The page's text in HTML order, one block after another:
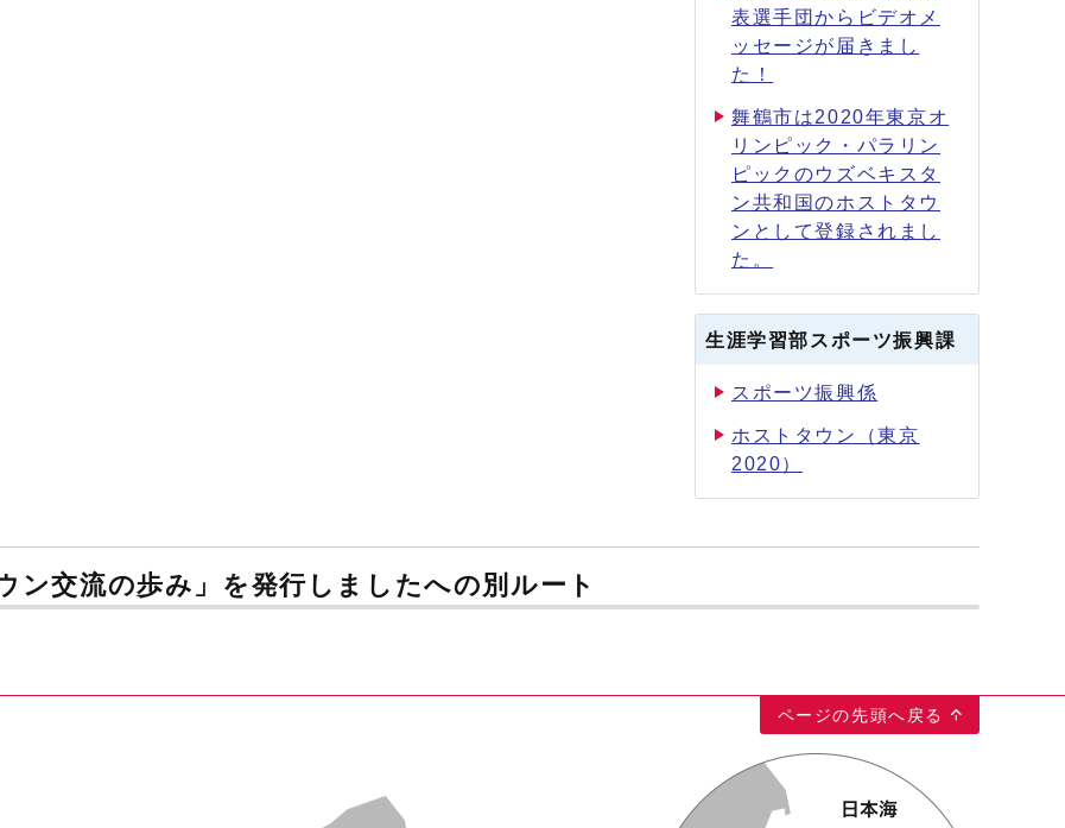
表選手団からビデオメ
ッセージが届きまし
た！
舞鶴市は2020年東京オ
リンピック・パラリン
ピックのウズベキスタ
ン共和国のホストタウ
ンとして登録されまし
た。
生涯学習部スポーツ振興課
スポーツ振興係
ホストタウン（東京
2020）
ン交流の歩み」を発行しましたへの別ルート
ページの先頭へ戻る